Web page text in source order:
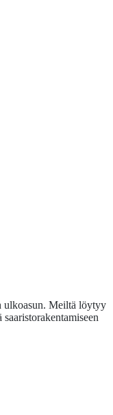
ulkoasun. Meiltä löytyy